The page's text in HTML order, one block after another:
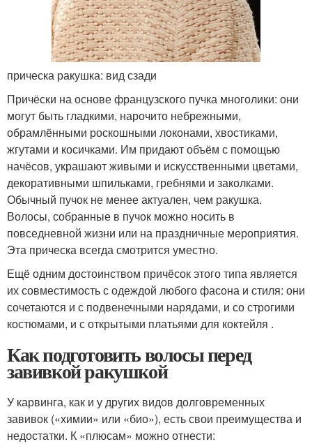
прическа ракушка: вид сзади
Причёски на основе французского пучка многолики: они
могут быть гладкими, нарочито небрежными,
обрамлёнными роскошными локонами, хвостиками,
жгутами и косичками. Им придают объём с помощью
начёсов, украшают живыми и искусственными цветами,
декоративными шпильками, гребнями и заколками.
Обычный пучок не менее актуален, чем ракушка.
Волосы, собранные в пучок можно носить в
повседневной жизни или на праздничные мероприятия.
Эта прическа всегда смотрится уместно.
Ещё одним достоинством причёсок этого типа является
их совместимость с одеждой любого фасона и стиля: они
сочетаются и с подвенечными нарядами, и со строгими
костюмами, и с открытыми платьями для коктейля .
Как подготовить волосы перед
завивкой ракушкой
У карвинга, как и у других видов долговременных
завивок («химии» или «био»), есть свои преимущества и
недостатки. К «плюсам» можно отнести: